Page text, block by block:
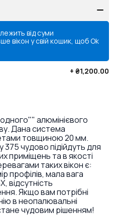
від суми
вікон у свій кошик, щобOk
+ ₴1,200.00
алюмінієвого
Дана система
товщиною 20 мм.
чудово підійдуть для
приміщень та в якості
таких вікон є:
профілів, мала вага
відсутність
Якщо вам потрібні
в неопалювальні
чудовим рішенням!